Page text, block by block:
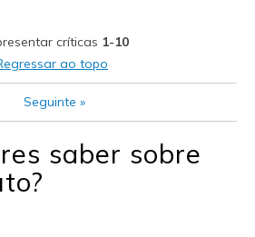
true to width
true to size
críticas 1-10
ao topo
Seguinte »
saber sobre